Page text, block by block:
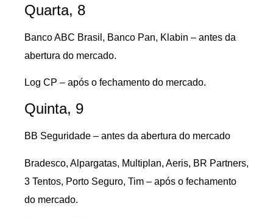
Quarta, 8
Banco ABC Brasil, Banco Pan, Klabin – antes da
abertura do mercado.
Log CP – após o fechamento do mercado.
Quinta, 9
BB Seguridade – antes da abertura do mercado
Bradesco, Alpargatas, Multiplan, Aeris, BR Partners,
3 Tentos, Porto Seguro, Tim – após o fechamento
do mercado.